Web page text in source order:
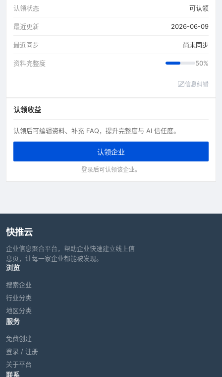
认领状态 可认领
最近更新 2026-06-09
最近同步 尚未同步
资料完整度 50%
信息纠错
认领收益
认领后可编辑资料、补充 FAQ，提升完整度与 AI 信任度。
认领企业
登录后可认领该企业。
快推云
企业信息聚合平台，帮助企业快速建立线上信
息页，让每一家企业都能被发现。
浏览
搜索企业
行业分类
地区分类
服务
免费创建
登录 / 注册
关于平台
联系